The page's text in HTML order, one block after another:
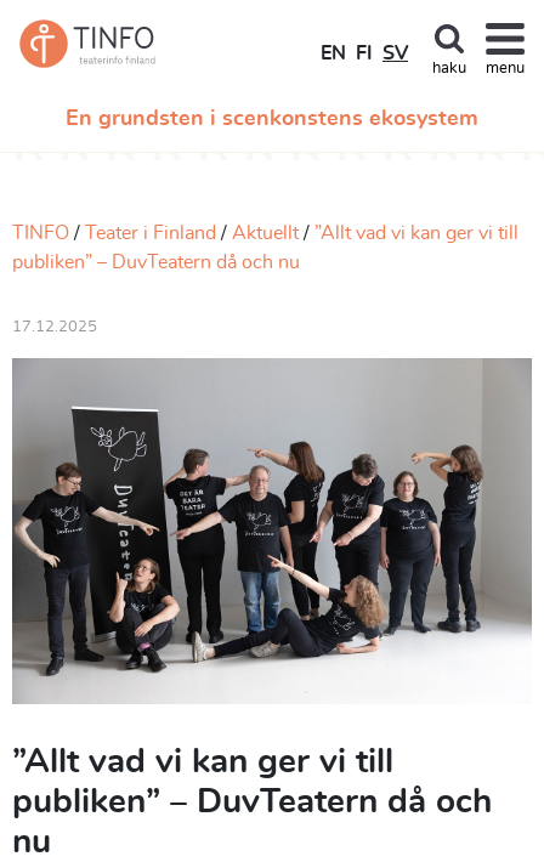
En grundsten i scenkonstens ekosystem
EN FI SV
haku menu
TINFO Teater i Finland Aktuellt
”Allt vad vi kan ger vi till
publiken” – DuvTeatern då och nu
17.12.2025
”Allt vad vi kan ger vi till
publiken” – DuvTeatern då och
nu